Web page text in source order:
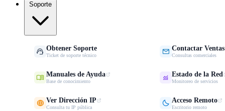
Soporte
 Obtener Soporte
Ticket de soporte técnico  Contactar Ventas
Consultas comerciales
 Manuales de Ayuda
Base de conocimiento  Estado de la Red
Monitoreo de servicios
 Ver Dirección IP
Consulta tu IP pública  Acceso Remoto
Escritorio remoto